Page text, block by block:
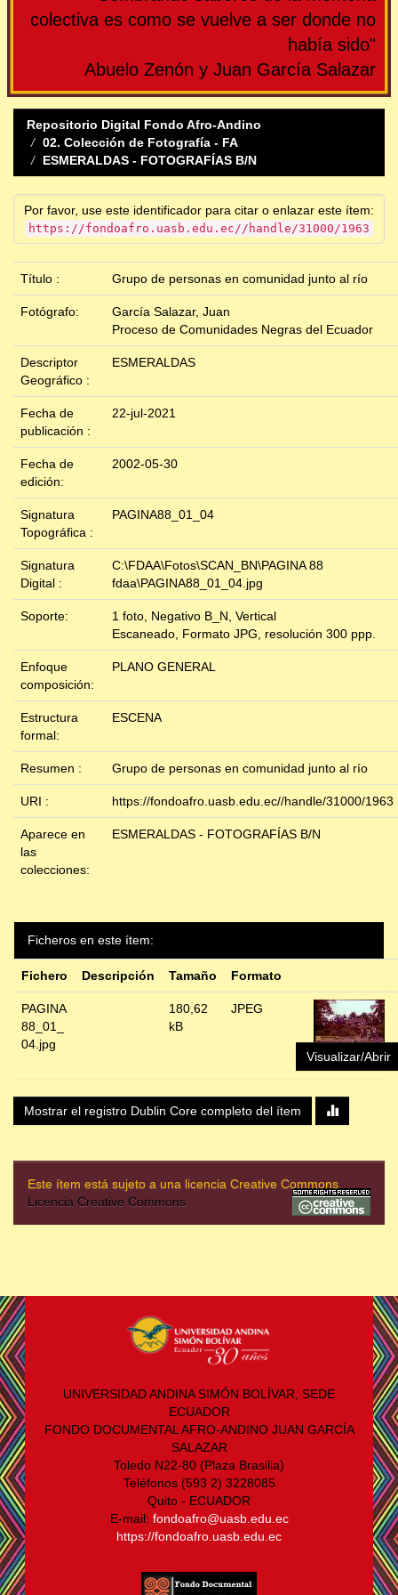
colectiva es como se vuelve a ser donde no
había sido"
Abuelo Zenón y Juan García Salazar
Repositorio Digital Fondo Afro-Andino
02. Colección de Fotografía - FA
ESMERALDAS - FOTOGRAFÍAS B/N
Por favor, use este identificador para citar o enlazar este ítem:
https://fondoafro.uasb.edu.ec//handle/31000/1963
Título : Grupo de personas en comunidad junto al río
Fotógrafo:
García Salazar, Juan
Proceso de Comunidades Negras del Ecuador
Descriptor
Geográfico :
ESMERALDAS
Fecha de
publicación :
22-jul-2021
Fecha de
edición:
2002-05-30
Signatura
Topográfica :
PAGINA88_01_04
Signatura
Digital :
C:\FDAA\Fotos\SCAN_BN\PAGINA 88
fdaa\PAGINA88_01_04.jpg
Soporte:
1 foto, Negativo B_N, Vertical
Escaneado, Formato JPG, resolución 300 ppp.
Enfoque
composición:
PLANO GENERAL
Estructura
formal:
ESCENA
Resumen : Grupo de personas en comunidad junto al río
URI : https://fondoafro.uasb.edu.ec//handle/31000/1963
Aparece en
las
colecciones:
ESMERALDAS - FOTOGRAFÍAS B/N
Ficheros en este ítem:
Fichero Descripción Tamaño Formato
PAGINA
88_01_
04.jpg
180,62
kB
JPEG
Visualizar/Abrir
Mostrar el registro Dublin Core completo del ítem
Este ítem está sujeto a una licencia Creative Commons
Licencia Creative Commons
UNIVERSIDAD ANDINA SIMÓN BOLÍVAR, SEDE
ECUADOR
FONDO DOCUMENTAL AFRO-ANDINO JUAN GARCÍA
SALAZAR
Toledo N22-80 (Plaza Brasilia)
Teléfonos (593 2) 3228085
Quito - ECUADOR
E-mail: fondoafro@uasb.edu.ec
https://fondoafro.uasb.edu.ec